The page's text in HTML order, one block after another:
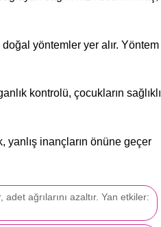
yöntemler yer alır. Yöntem
kontrolü, çocukların sağlıklı
yanlış inançların önüne geçer
ağrılarını azaltır. Yan etkiler: